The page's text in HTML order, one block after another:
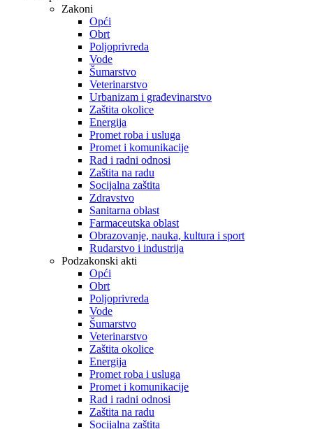
Zakoni
Opći
Obrt
Poljoprivreda
Vode
Šumarstvo
Veterinarstvo
Urbanizam i građevinarstvo
Zaštita okolice
Energija
Promet roba i usluga
Promet i komunikacije
Rad i radni odnosi
Zaštita na radu
Socijalna zaštita
Zdravstvo
Sanitarna oblast
Farmaceutska oblast
Obrazovanje, nauka, kultura i sport
Rudarstvo i industrija
Podzakonski akti
Opći
Obrt
Poljoprivreda
Vode
Šumarstvo
Veterinarstvo
Zaštita okolice
Energija
Promet roba i usluga
Promet i komunikacije
Rad i radni odnosi
Zaštita na radu
Socijalna zaštita